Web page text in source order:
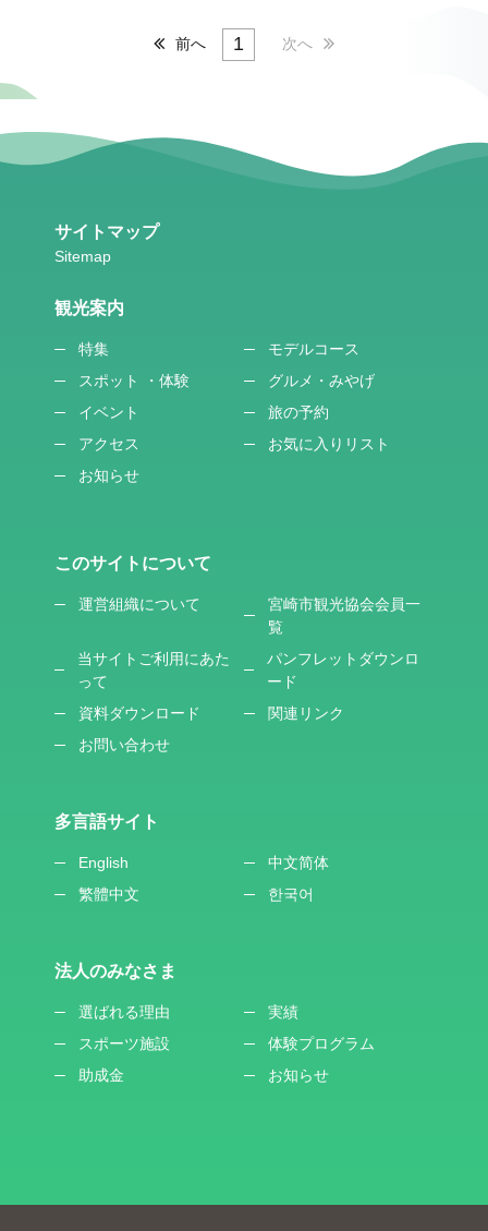
前へ 1 次へ
サイトマップ
観光案内
特集
モデルコース
スポット ・体験
グルメ・みやげ
イベント
旅の予約
アクセス
お気に入りリスト
お知らせ
このサイトについて
運営組織について
宮崎市観光協会会員一
覧
当サイトご利用にあた
って
パンフレットダウンロ
ード
資料ダウンロード
関連リンク
お問い合わせ
多言語サイト
English
中文简体
繁體中文
한국어
法人のみなさま
選ばれる理由
実績
スポーツ施設
体験プログラム
助成金
お知らせ